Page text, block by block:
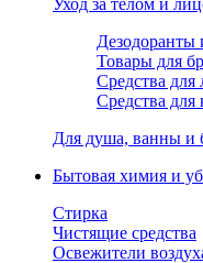
Уход за телом и
Дезодоранты
Товары для
Средства для
Средства для
Для душа, ванны и
Бытовая химия и
Стирка
Чистящие средства
Освежители